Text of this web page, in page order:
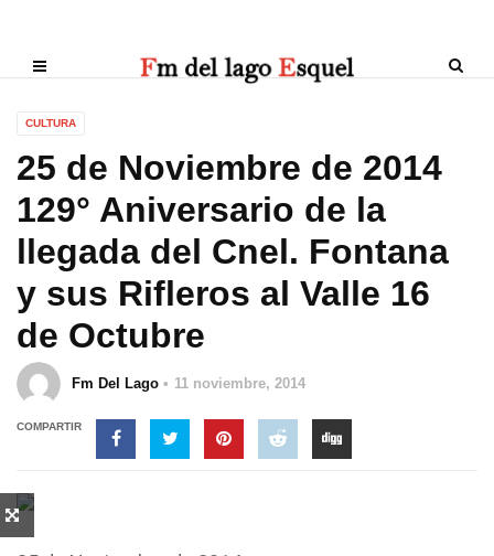
CULTURA
25 de Noviembre de 2014
129° Aniversario de la
llegada del Cnel. Fontana
y sus Rifleros al Valle 16
de Octubre
Fm Del Lago 11 noviembre, 2014
COMPARTIR